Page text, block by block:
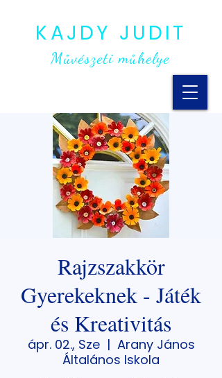
KAJDY JUDIT
Művészeti műhelye
Rajzszakkör
Gyerekeknek - Játék
és Kreativitás
ápr. 02., Sze
  |
Arany János
Általános Iskola